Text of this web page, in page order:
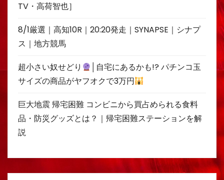
TV・高荷智也］
8/1厳選｜高知10R｜20:20発走｜SYNAPSE｜シナプ
ス｜地方競馬
超小さい奴せどり
│自宅にあるかも!? パチンコ玉
サイズの商品がヤフオクで3万円
巨大地震 帰宅困難 コンビニから買占められる食料
品・防災グッズとは？｜帰宅困難ステーションを解
説